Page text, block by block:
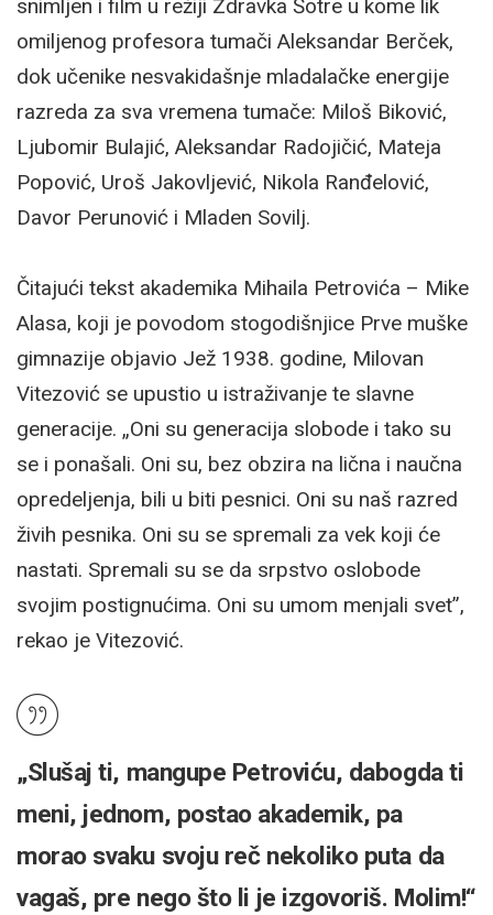
snimljen i film u režiji Zdravka Šotre u kome lik
omiljenog profesora tumači Aleksandar Berček,
dok učenike nesvakidašnje mladalačke energije
razreda za sva vremena tumače: Miloš Biković,
Ljubomir Bulajić, Aleksandar Radojičić, Mateja
Popović, Uroš Jakovljević, Nikola Ranđelović,
Davor Perunović i Mladen Sovilj.
Čitajući tekst akademika Mihaila Petrovića – Mike
Alasa, koji je povodom stogodišnjice Prve muške
gimnazije objavio Jež 1938. godine, Milovan
Vitezović se upustio u istraživanje te slavne
generacije. „Oni su generacija slobode i tako su
se i ponašali. Oni su, bez obzira na lična i naučna
opredeljenja, bili u biti pesnici. Oni su naš razred
živih pesnika. Oni su se spremali za vek koji će
nastati. Spremali su se da srpstvo oslobode
svojim postignućima. Oni su umom menjali svet”,
rekao je Vitezović.
„Slušaj ti, mangupe Petroviću, dabogda ti
meni, jednom, postao akademik, pa
morao svaku svoju reč nekoliko puta da
vagaš, pre nego što li je izgovoriš. Molim!“